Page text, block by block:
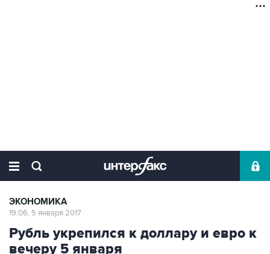
ЭКОНОМИКА
19:06, 5 января 2017
Рубль укрепился к доллару и евро к
вечеру 5 января